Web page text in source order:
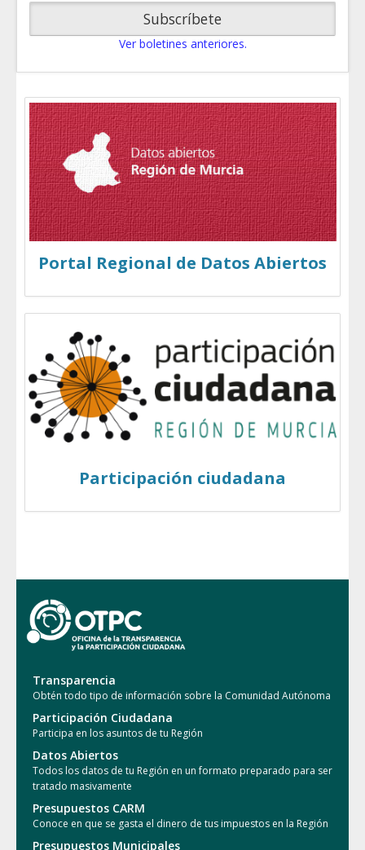
Subscríbete
Ver boletines anteriores.
Portal Regional de Datos Abiertos
Participación ciudadana
Transparencia
Obtén todo tipo de información sobre la Comunidad Autónoma
Participación Ciudadana
Participa en los asuntos de tu Región
Datos Abiertos
Todos los datos de tu Región en un formato preparado para ser
tratado masivamente
Presupuestos CARM
Conoce en que se gasta el dinero de tus impuestos en la Región
Presupuestos Municipales